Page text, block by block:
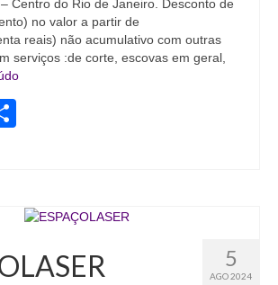
Centro do Rio de Janeiro. Desconto de
no valor a partir de
reais) não acumulativo com outras
serviços :de corte, escovas em geral,
5
AGO 2024